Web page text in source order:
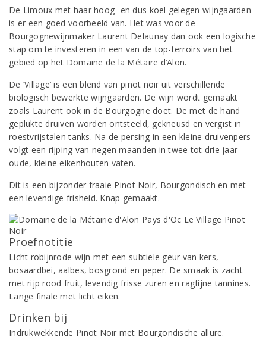
De Limoux met haar hoog- en dus koel gelegen wijngaarden
is er een goed voorbeeld van. Het was voor de
Bourgognewijnmaker Laurent Delaunay dan ook een logische
stap om te investeren in een van de top-terroirs van het
gebied op het Domaine de la Métaire d’Alon.
De ‘Village’ is een blend van pinot noir uit verschillende
biologisch bewerkte wijngaarden. De wijn wordt gemaakt
zoals Laurent ook in de Bourgogne doet. De met de hand
geplukte druiven worden ontsteeld, gekneusd en vergist in
roestvrijstalen tanks. Na de persing in een kleine druivenpers
volgt een rijping van negen maanden in twee tot drie jaar
oude, kleine eikenhouten vaten.
Dit is een bijzonder fraaie Pinot Noir, Bourgondisch en met
een levendige frisheid. Knap gemaakt.
Proefnotitie
Licht robijnrode wijn met een subtiele geur van kers,
bosaardbei, aalbes, bosgrond en peper. De smaak is zacht
met rijp rood fruit, levendig frisse zuren en ragfijne tannines.
Lange finale met licht eiken.
Drinken bij
Indrukwekkende Pinot Noir met Bourgondische allure.